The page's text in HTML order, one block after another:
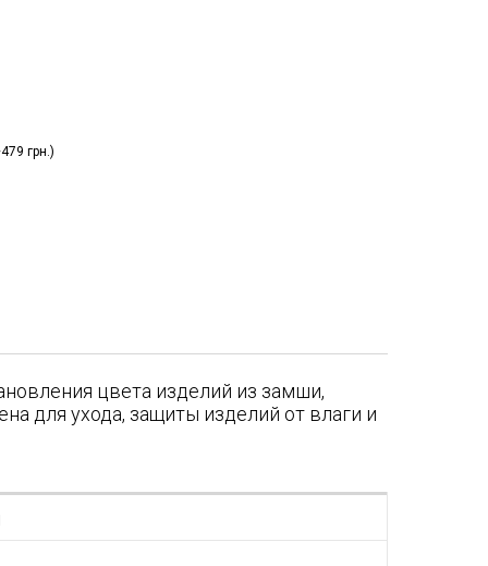
грн.)
цвета изделий из замши,
для ухода, защиты изделий от влаги и